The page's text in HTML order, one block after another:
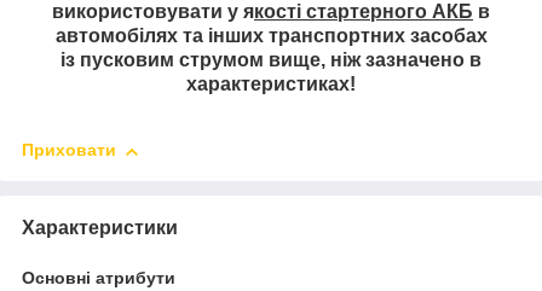
використовувати у якості стартерного АКБ в
автомобілях та інших транспортних засобах
із пусковим струмом вище, ніж зазначено в
характеристиках!
Приховати
Характеристики
Основні атрибути